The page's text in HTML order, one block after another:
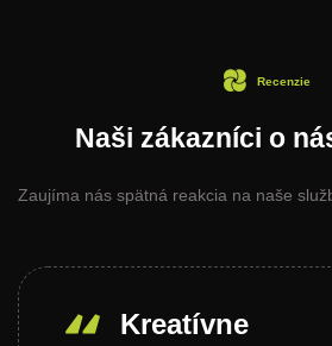
Recenzie
Naši zákazníci o
Zaujíma nás spätná reakcia na naše
Kreatívne